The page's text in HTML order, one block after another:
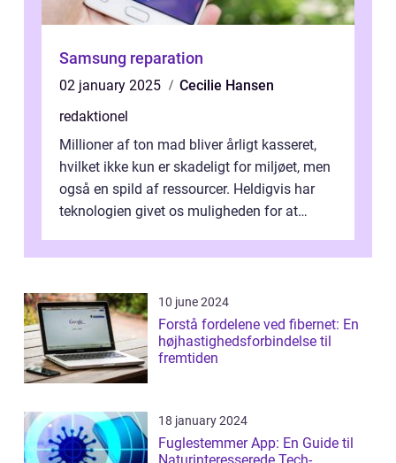
Samsung reparation
02 january 2025
Cecilie Hansen
redaktionel
Millioner af ton mad bliver årligt kasseret,
hvilket ikke kun er skadeligt for miljøet, men
også en spild af ressourcer. Heldigvis har
teknologien givet os muligheden for at
10 june 2024
Forstå fordelene ved fibernet: En
højhastighedsforbindelse til
fremtiden
18 january 2024
Fuglestemmer App: En Guide til